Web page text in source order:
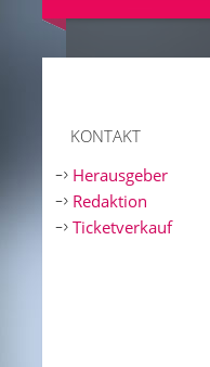
KONTAKT
Herausgeber
Redaktion
Ticketverkauf